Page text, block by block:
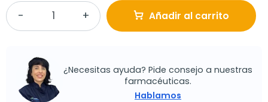
Añadir al carrito
¿Necesitas ayuda? Pide consejo a nuestras
farmacéuticas.
Hablamos